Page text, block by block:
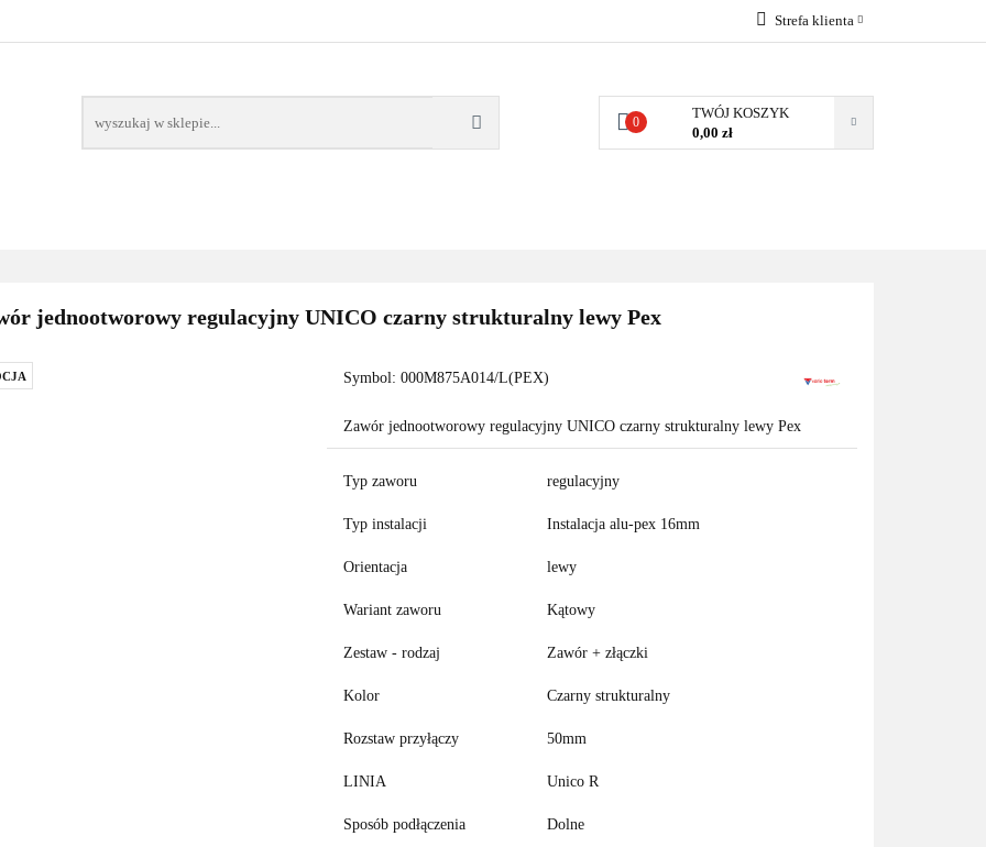
Strefa klienta
Zarejestruj się
0
TWÓJ KOSZYK
0,00 zł
jednootworowy regulacyjny UNICO czarny strukturalny lewy Pex
Symbol:000M875A014/L(PEX)
Zawór jednootworowy regulacyjny UNICO czarny strukturalny lewy Pex
Typ zaworu regulacyjny
Typ instalacji Instalacja alu-pex 16mm
Orientacja lewy
Wariant zaworu Kątowy
Zestaw - rodzaj Zawór + złączki
Kolor Czarny strukturalny
Rozstaw przyłączy 50mm
LINIA Unico R
Sposób podłączenia Dolne